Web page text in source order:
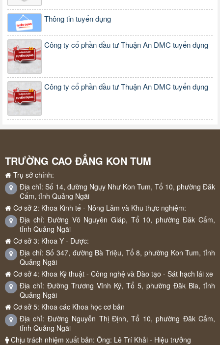
Thông tin tuyển dụng
Công ty cổ phần đầu tư Thuận An DMC tuyển dụng
Công ty cổ phần đầu tư Thuận An DMC tuyển dụng
TRƯỜNG CAO ĐẲNG KON TUM
Trụ sở chính:
Địa chỉ: Số 14, đường Ngụy Như Kon Tum, Tổ 10, phường Đăk
Cấm, tỉnh Quảng Ngãi
Cơ sở 2: Khoa Kinh tế - Nông Lâm và Khu thực nghiệm:
Địa chỉ: Đường Võ Nguyên Giáp, Tổ 10, phường Đăk Cấm,
tỉnh Quảng Ngãi
Cơ sở 3: Khoa Y - Dược:
Địa chỉ: Số 347, đường Bà Triệu, Tổ 8, phường Kon Tum, tỉnh
Quảng Ngãi
Cơ sở 4: Khoa Kỹ thuật - Công nghệ và Đào tạo - Sát hạch lái xe
Địa chỉ: Đường Trương Vĩnh Ký, Tổ 5, phường Đăk Bla, tỉnh
Quảng Ngãi
Cơ sở 5: Khoa các Khoa học cơ bản
Địa chỉ: Đường Nguyễn Thị Định, Tổ 10, phường Đăk Cấm,
tỉnh Quảng Ngãi
Chịu trách nhiệm xuất bản: Ông: Lê Trí Khải - Hiệu trưởng